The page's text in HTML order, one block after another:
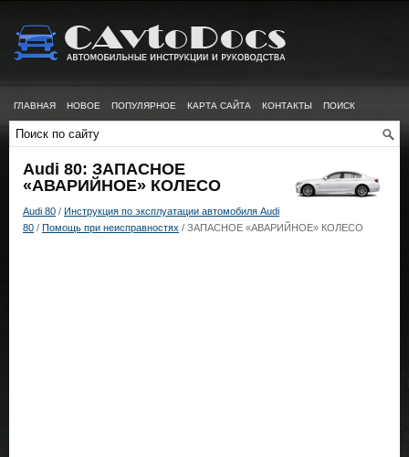
ГЛАВНАЯ НОВОЕ ПОПУЛЯРНОЕ КАРТА САЙТА КОНТАКТЫ ПОИСК
Audi 80: ЗАПАСНОЕ
«АВАРИЙНОЕ» КОЛЕСО
Audi 80 / Инструкция по эксплуатации автомобиля Audi
80 / Помощь при неисправностях / ЗАПАСНОЕ «АВАРИЙНОЕ» КОЛЕСО